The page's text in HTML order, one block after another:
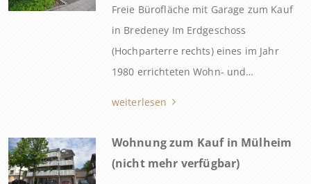
Freie Bürofläche mit Garage zum Kauf
in Bredeney Im Erdgeschoss
(Hochparterre rechts) eines im Jahr
1980 errichteten Wohn- und
weiterlesen
Wohnung zum Kauf in Mülheim
(nicht mehr verfügbar)